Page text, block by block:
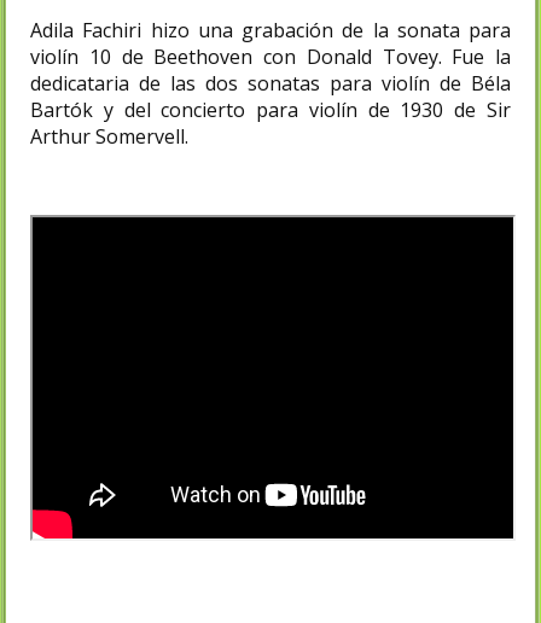
Adila Fachiri hizo una grabación de la sonata para
violín 10 de Beethoven con Donald Tovey. Fue la
dedicataria de las dos sonatas para violín de Béla
Bartók y del concierto para violín de 1930 de Sir
Arthur Somervell.